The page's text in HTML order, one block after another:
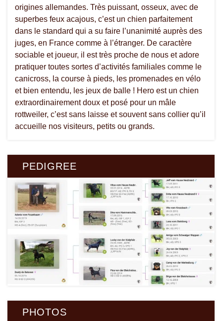
origines allemandes. Très puissant, osseux, avec de
superbes feux acajous, c’est un chien parfaitement
dans le standard qui a su faire l’unanimité auprès des
juges, en France comme à l’étranger. De caractère
sociable et joueur, il est très proche de nous et adore
pratiquer toutes sortes d’activités familiales comme le
canicross, la course à pieds, les promenades en vélo
et bien entendu, les jeux de balle ! Hero est un chien
extraordinairement doux et posé pour un mâle
rottweiler, c’est sans laisse et souvent sans collier qu’il
accueille nos visiteurs, petits ou grands.
PEDIGREE